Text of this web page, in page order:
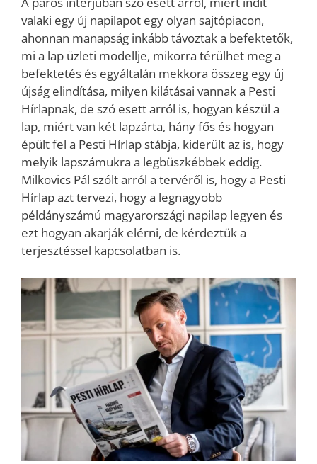
valaki egy új napilapot egy olyan sajtópiacon,
ahonnan manapság inkább távoztak a befektetők,
mi a lap üzleti modellje, mikorra térülhet meg a
befektetés és egyáltalán mekkora összeg egy új
újság elindítása, milyen kilátásai vannak a Pesti
Hírlapnak, de szó esett arról is, hogyan készül a
lap, miért van két lapzárta, hány fős és hogyan
épült fel a Pesti Hírlap stábja, kiderült az is, hogy
melyik lapszámukra a legbüszkébbek eddig.
Milkovics Pál szólt arról a tervéről is, hogy a Pesti
Hírlap azt tervezi, hogy a legnagyobb
példányszámú magyarországi napilap legyen és
ezt hogyan akarják elérni, de kérdeztük a
terjesztéssel kapcsolatban is.